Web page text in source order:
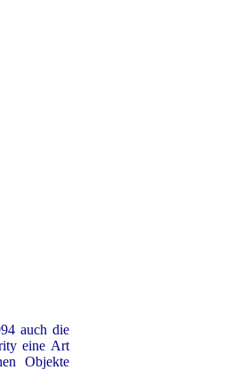
auch die
eine Art
Objekte